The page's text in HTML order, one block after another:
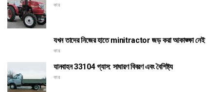
কার
যখন তাদের নিজের হাতে minitractor জড় করা আকাঙ্ক্ষা নেই
কার
যানবাহন 33104 গ্যাস: সাধারণ বিবরণ এবং বৈশিষ্ট্য
কার